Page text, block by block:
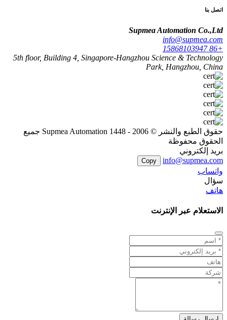
اتصل بنا
Supmea Automation Co.,Ltd
info@supmea.com
+86 15868103947
5th floor, Building 4, Singapore-Hangzhou Science & Technology
Park, Hangzhou, China
حقوق الطبع والنشر © 2006 - 1448 Supmea Automation جميع
الحقوق محفوظة
بريد إلكتروني
info@supmea.com
Copy
واتساب
سؤال
هاتف
الاستعلام عبر الإنترنت